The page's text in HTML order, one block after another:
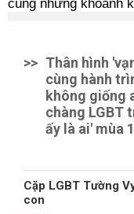
>> Thân hình
cùng hành
không giống
chàng LGBT
ấy là ai' mùa
Cặp LGBT Tường
con